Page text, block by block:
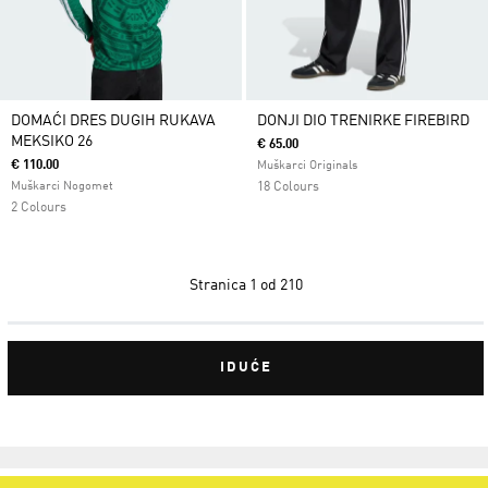
DOMAĆI DRES DUGIH RUKAVA
MEKSIKO 26
€ 110.00
Muškarci Nogomet
2 Colours
DONJI DIO TRENIRKE FIREBIRD
€ 65.00
Muškarci Originals
18 Colours
Stranica 1 od 210
IDUĆE